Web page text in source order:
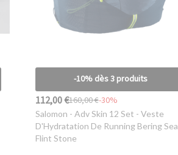
-10% dès 3 produits
112,00 €160,00 €-30%
Salomon - Adv Skin 12 Set - Veste
D'Hydratation De Running Bering Sea
Flint Stone